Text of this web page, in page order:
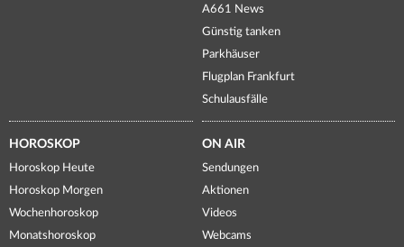
A661 News
Günstig tanken
Parkhäuser
Flugplan Frankfurt
Schulausfälle
HOROSKOP
Horoskop Heute
Horoskop Morgen
Wochenhoroskop
Monatshoroskop
ON AIR
Sendungen
Aktionen
Videos
Webcams